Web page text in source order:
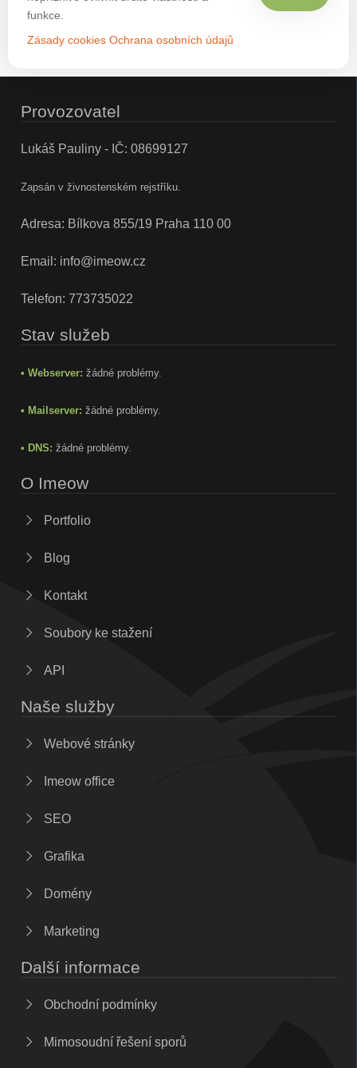
funkce.
Zásady cookies Ochrana osobních údajů
Provozovatel
Lukáš Pauliny - IČ: 08699127
Zapsán v živnostenském rejstříku.
Adresa: Bílkova 855/19 Praha 110 00
Email: info@imeow.cz
Telefon: 773735022
Stav služeb
• Webserver: žádné problémy.
• Mailserver: žádné problémy.
• DNS: žádné problémy.
O Imeow
Portfolio
Blog
Kontakt
Soubory ke stažení
API
Naše služby
Webové stránky
Imeow office
SEO
Grafika
Domény
Marketing
Další informace
Obchodní podmínky
Mimosoudní řešení sporů